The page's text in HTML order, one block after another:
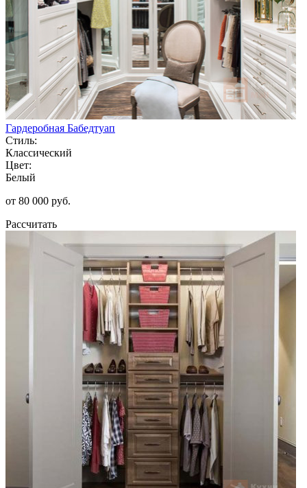
Гардеробная Бабедтуап
Стиль:
Классический
Цвет:
Белый
от 80 000 руб.
Рассчитать